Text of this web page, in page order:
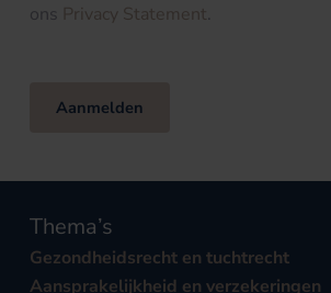
ons Privacy Statement.
Aanmelden
Thema’s
Gezondheidsrecht en tuchtrecht
Aansprakelijkheid en verzekeringen